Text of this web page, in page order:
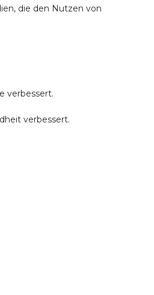
die den Nutzen von
verbessert.
verbessert.